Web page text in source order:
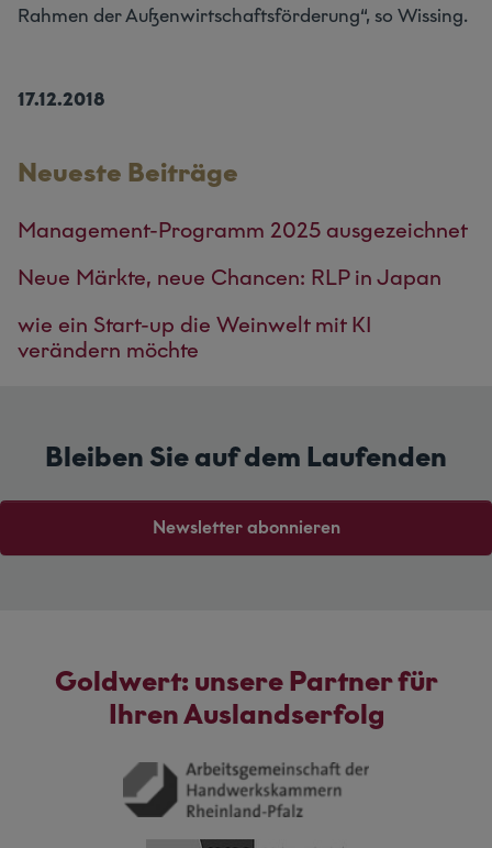
Rahmen der Außenwirtschaftsförderung“, so Wissing.
17.12.2018
Neueste Beiträge
Management-Programm 2025 ausgezeichnet
Neue Märkte, neue Chancen: RLP in Japan
wie ein Start-up die Weinwelt mit KI
verändern möchte
Bleiben Sie auf dem Laufenden
Newsletter abonnieren
Goldwert: unsere Partner für
Ihren Auslandserfolg